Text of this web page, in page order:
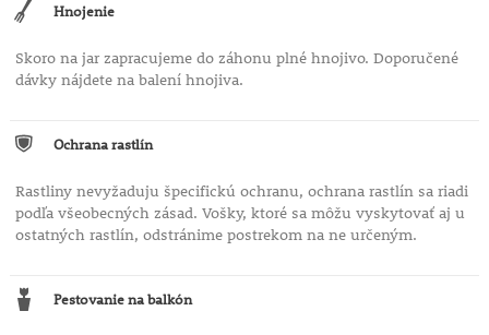
Hnojenie
Skoro na jar zapracujeme do záhonu plné hnojivo. Doporučené
dávky nájdete na balení hnojiva.
Ochrana rastlín
Rastliny nevyžaduju špecifickú ochranu, ochrana rastlín sa riadi
podľa všeobecných zásad. Vošky, ktoré sa môžu vyskytovať aj u
ostatných rastlín, odstránime postrekom na ne určeným.
Pestovanie na balkón